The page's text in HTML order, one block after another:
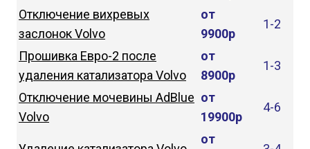
Отключение вихревых
заслонок Volvo
от
9900р
1-2
Прошивка Евро-2 после
удаления катализатора Volvo
от
8900р
1-3
Отключение мочевины AdBlue
Volvo
от
19900р
4-6
от